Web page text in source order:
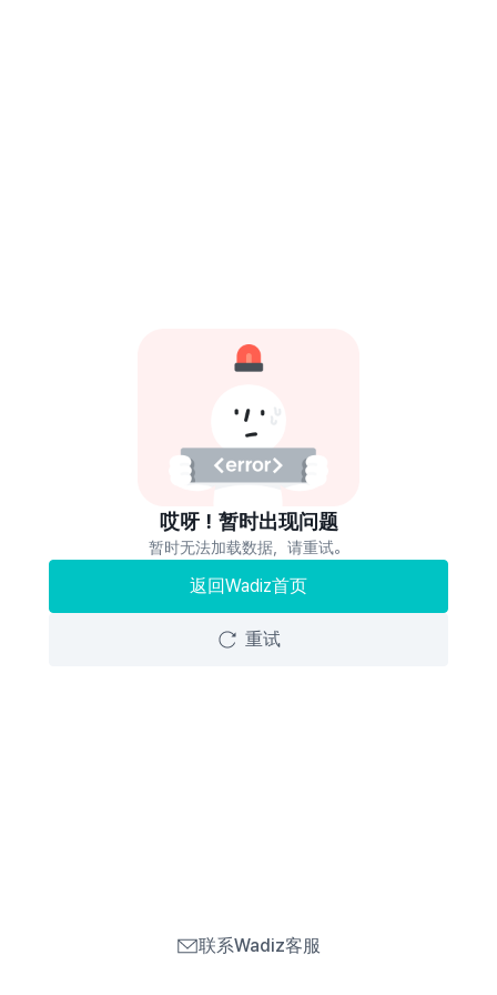
哎呀！暂时出现问题
暂时无法加载数据，请重试。
返回Wadiz首页
重试
联系Wadiz客服